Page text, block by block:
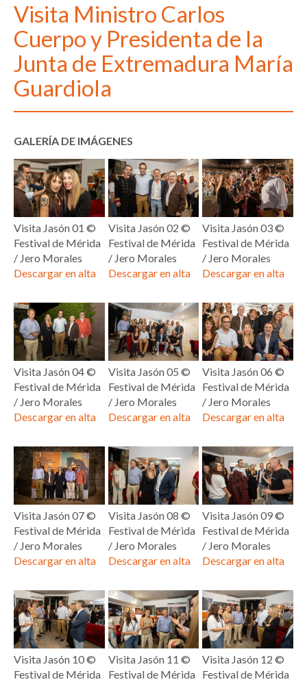
Visita Ministro Carlos
Cuerpo y Presidenta de la
Junta de Extremadura María
Guardiola
GALERÍA DE IMÁGENES
Visita Jasón 01 ©
Festival de Mérida
/ Jero Morales
Descargar en alta
Visita Jasón 02 ©
Festival de Mérida
/ Jero Morales
Descargar en alta
Visita Jasón 03 ©
Festival de Mérida
/ Jero Morales
Descargar en alta
Visita Jasón 04 ©
Festival de Mérida
/ Jero Morales
Descargar en alta
Visita Jasón 05 ©
Festival de Mérida
/ Jero Morales
Descargar en alta
Visita Jasón 06 ©
Festival de Mérida
/ Jero Morales
Descargar en alta
Visita Jasón 07 ©
Festival de Mérida
/ Jero Morales
Descargar en alta
Visita Jasón 08 ©
Festival de Mérida
/ Jero Morales
Descargar en alta
Visita Jasón 09 ©
Festival de Mérida
/ Jero Morales
Descargar en alta
Visita Jasón 10 ©
Festival de Mérida
Visita Jasón 11 ©
Festival de Mérida
Visita Jasón 12 ©
Festival de Mérida